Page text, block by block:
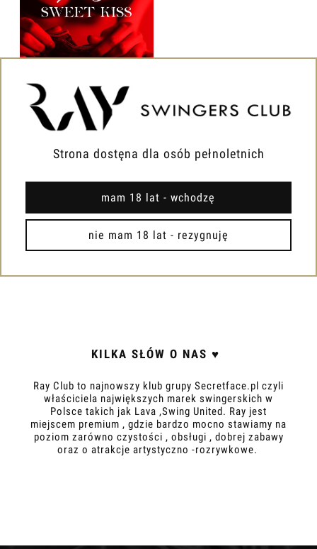
Strona dostęna dla osób pełnoletnich
mam 18 lat - wchodzę
nie mam 18 lat - rezygnuję
15.08.26r | LADY BI
SWEET KISS + DJ - DLA
Do koszyka
KILKA SŁÓW O NAS ♥
Ray Club to najnowszy klub grupy Secretface.pl czyli
właściciela największych marek swingerskich w
Polsce takich jak Lava ,Swing United. Ray jest
miejscem premium , gdzie bardzo mocno stawiamy na
poziom zarówno czystości , obsługi , dobrej zabawy
oraz o atrakcje artystyczno -rozrywkowe.